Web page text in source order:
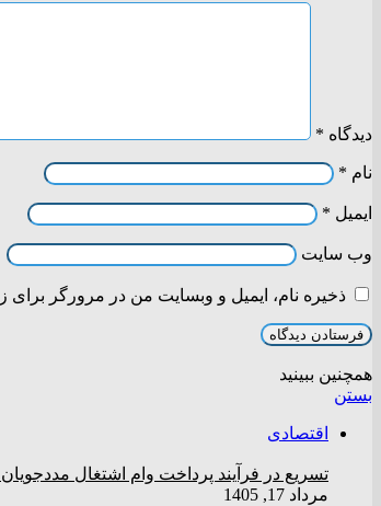
دیدگاه *
نام *
ایمیل *
وب‌ سایت
ذخیره نام، ایمیل و وبسایت من در مرورگر برای
همچنین ببینید
بستن
اقتصادی
تسریع در فرآیند پرداخت وام اشتغال
مرداد 17, 1405